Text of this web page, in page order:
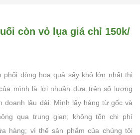
còn vỏ lụa giá chỉ 150k/
phối dòng hoa quả sấy khô lớn nhất thị
mình là lợi nhuận dựa trên số lượng
doanh lâu dài. Mình lấy hàng từ gốc và
qua trung gian; không tốn chi phí
hàng; vì thế sản phẩm của chúng tôi